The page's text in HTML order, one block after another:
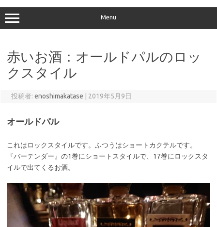
Menu
赤いお酒：オールドパルのロッ
クスタイル
投稿者: enoshimakatase 2019年5月9日
オールドパル
これはロックスタイルです。ふつうはショートカクテルです。
『バーテンダー』の1巻にショートスタイルで、17巻にロックスタ
イルで出てくるお酒。